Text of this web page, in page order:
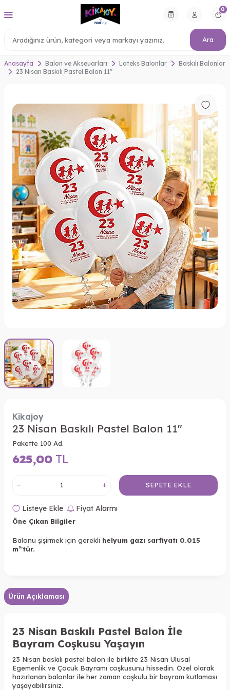
Ara
0
Anasayfa Balon ve Akseuarları Lateks Balonlar
Baskılı Balonlar
23 Nisan Baskılı Pastel Balon 11"
Kikajoy
23 Nisan Baskılı Pastel Balon 11"
Pakette 100 Ad.
625,00 TL
SEPETE EKLE
Listeye Ekle Fiyat Alarmı
Öne Çıkan Bilgiler
Balonu şişirmek için gerekli helyum gazı sarfiyatı 0.015
m³'tür.
Ürün Açıklaması
23 Nisan Baskılı Pastel Balon İle
Bayram Coşkusu Yaşayın
23 Nisan baskılı pastel balon ile birlikte 23 Nisan Ulusal
Egemenlik ve Çocuk Bayramı coşkusunu hissedin. Özel olarak
hazırlanan balonlar ile her zaman coşkulu bir bayram kutlaması
yaşayabilirsiniz.